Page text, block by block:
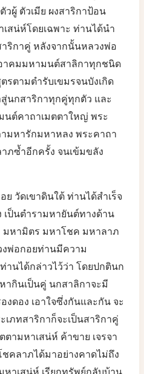
วผู้ ตัวเมีย ผงสาริกาป้อน
เสน่ห์โดยเฉพาะ ท่านได้นำ
ริกาคู่ หลังจากนั้นหลวงพ่อ
าคมมหามนต์สาลิกาทุกชนิด
รตามตำรับเขมรจนบังเกิด
นกสาริกาทุกคู่ทุกตัว และ
นต์คาถาเมตตาใหญ่ พระ
มหารักมหาหลง พระคาถา
ภซ้ำอีกครั้ง จนเข้มขลัง
วัดเขาดินใต้ ท่านได้สำเร็จ
เป็นตำรามหายันต์ทางด้าน
มหามิตร มหาโชค มหาลาภ
งพ่อกอยท่านมีความ
านได้กล่าวไว้ว่า โดยปกตินก
ากินเป็นคู่ นกสาลิกาจะมี
งดอง เอาใจซึ่งกันและกัน จะ
เภทสาริกาก็จะเป็นสาริกาคู่
ามหาเสน่ห์ ค้าขาย เจรจา
ชคลาภได้มาอย่างคาดไม่ถึง